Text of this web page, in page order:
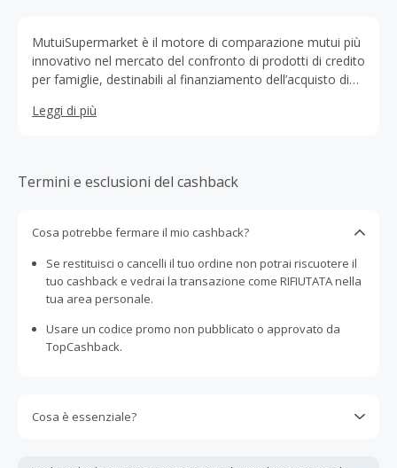
MutuiSupermarket è il motore di comparazione mutui più
innovativo nel mercato del confronto di prodotti di credito
per famiglie, destinabili al finanziamento dell’acquisto di
consolidamento debiti.
Leggi di più
Termini e esclusioni del cashback
Cosa potrebbe fermare il mio cashback?
Se restituisci o cancelli il tuo ordine non potrai riscuotere il
tuo cashback e vedrai la transazione come RIFIUTATA nella
tua area personale.
Usare un codice promo non pubblicato o approvato da
TopCashback.
Cosa è essenziale?